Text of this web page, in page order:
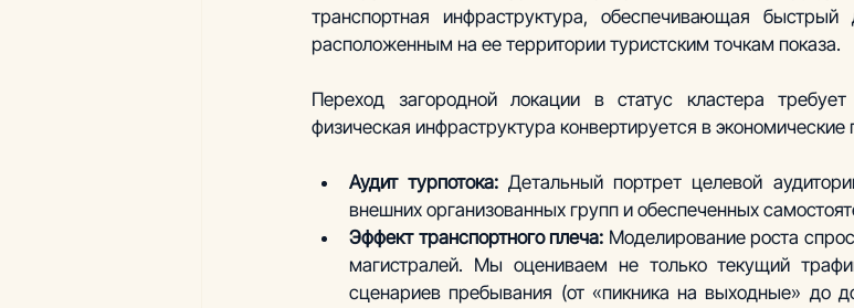
транспортная инфраструктура, обеспечивающая
расположенным на ее территории туристским точкам показа.
Переход загородной локации в статус кластера
физическая инфраструктура конвертируется в экономические
Аудит турпотока: Детальный портрет целевой
внешних организованных групп и обеспеченных
Эффект транспортного плеча: Моделирование роста
магистралей. Мы оцениваем не только текущий
сценариев пребывания (от «пикника на выходные» до